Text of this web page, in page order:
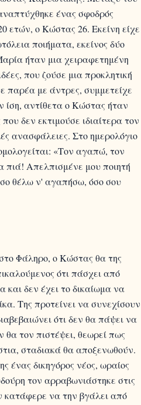
ένας σφοδρός
ετών, ο Κώστας 26. Εκείνη είχε
ποιήματα, εκείνος δύο
ήταν μια χειραφετημένη
που ζούσε μια προκλητική
παρέα με άντρες, συμμετείχε
ίση, αντίθετα ο Κώστας ήταν
δεν εκτιμούσε ιδιαίτερα τον
ανασφάλειες. Στο ημερολόγιο
«Τον αγαπώ, τον
πιά! Απελπισμένε μου ποιητή
θέλω ν' αγαπήσω, όσο σου
Φάληρο, ο Κώστας θα της
ότι πάσχει από
και δεν έχει το δικαίωμα να
Της προτείνει να συνεχίσουν
ότι δεν θα πάψει να
τον πιστέψει, θεωρεί πως
σταδιακά θα αποξενωθούν.
ένας δικηγόρος νέος, ωραίος
τον αρραβωνιάστηκε στις
κατάφερε να την βγάλει από